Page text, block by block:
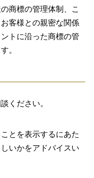
商標の管理体制、こ
客様との親密な関係
トに沿った商標の管
。
ください。
とを表示するにあた
いかをアドバイスい